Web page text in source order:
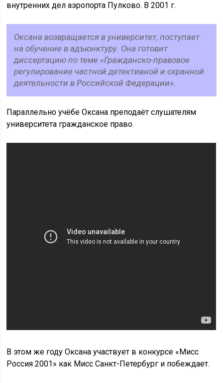
внутренних дел аэропорта Пулково. В 2001 г.
Оксана возвращается в университет, поступает
на обучение в адъюнктуру. Она готовит
диссертацию по теме «Гражданско-правовое
регулирование частной детективной и охранной
деятельности в Российской Федерации».
Параллельно учёбе Оксана преподаёт слушателям
университета гражданское право.
В этом же году Оксана участвует в конкурсе «Мисс
Россия 2001» как Мисс Санкт-Петербург и побеждает.